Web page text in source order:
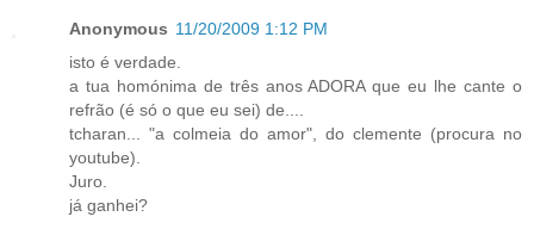
Anonymous 11/20/2009 1:12 PM
isto é verdade.
a tua homónima de três anos ADORA que eu lhe cante o
refrão (é só o que eu sei) de....
tcharan... "a colmeia do amor", do clemente (procura no
youtube).
Juro.
já ganhei?